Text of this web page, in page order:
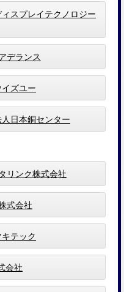
スプレイテクノロジー
デランス
ズユー
⽇本銅センター
リンク株式会社
式会社
テック
会社